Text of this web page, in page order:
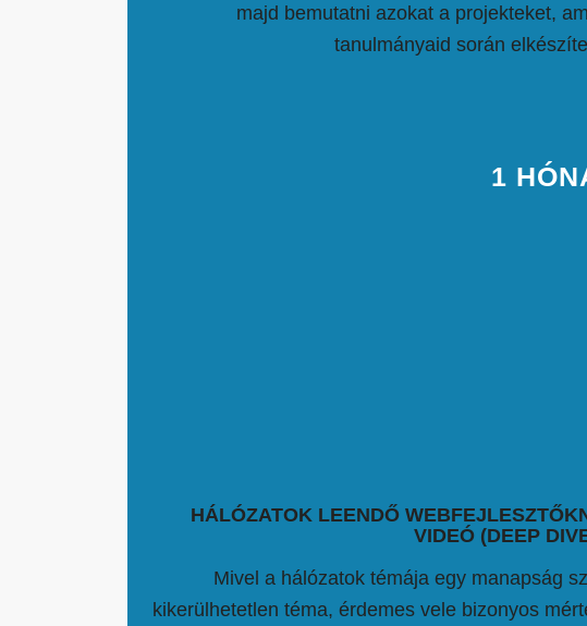
majd bemutatni azokat a projekteket,
tanulmányaid során
1
HÁLÓZATOK LEENDŐ
VIDEÓ (DEEP
Mivel a hálózatok témája egy manapság
kikerülhetetlen téma, érdemes vele bizonyos